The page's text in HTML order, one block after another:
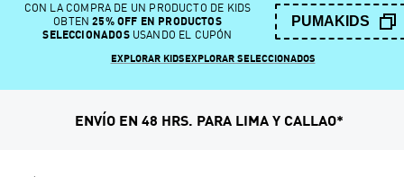
CON LA COMPRA DE UN PRODUCTO DE KIDS
OBTEN 25% OFF EN PRODUCTOS
SELECCIONADOSUSANDO EL CUPÓN
PUMAKIDS
EXPLORAR KIDSEXPLORAR SELECCIONADOS
ENVÍO EN 48 HRS. PARA LIMA Y CALLAO*